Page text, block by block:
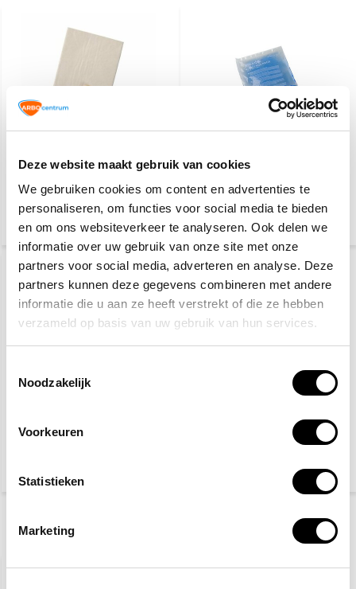
Deze website maakt gebruik van cookies
We gebruiken cookies om content en advertenties te
personaliseren, om functies voor social media te bieden
en om ons websiteverkeer te analyseren. Ook delen we
informatie over uw gebruik van onze site met onze
partners voor social media, adverteren en analyse. Deze
partners kunnen deze gegevens combineren met andere
informatie die u aan ze heeft verstrekt of die ze hebben
verzameld op basis van uw gebruik van hun services.
Noodzakelijk
Voorkeuren
Statistieken
Marketing
verklevend 10cm x 10cm
- 10 stuks
5,10
(5,56 Incl. btw)
2,50
(2,73 Incl. btw)
Recent bekeken